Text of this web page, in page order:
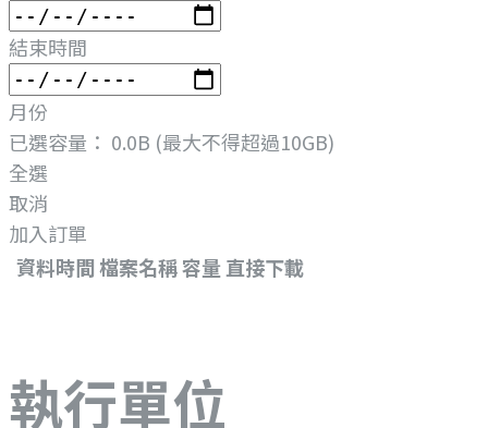
結束時間
月份
已選容量： 0.0B (最大不得超過10GB)
全選
取消
加入訂單
資料時間檔案名稱容量直接下載
執行單位